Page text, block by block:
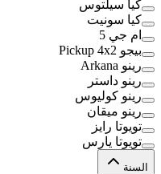
كيا سيلتوس
كيا سونيت
ام جي 5
بيجو Pickup 4x2
رينو Arkana
رينو داستر
رينو كوليوس
رينو ميقان
تويوتا رايز
تويوتا يارس
السنة